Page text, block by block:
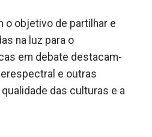
o objetivo de partilhar e
na luz para o
em debate destacam-
e outras
das culturas e a